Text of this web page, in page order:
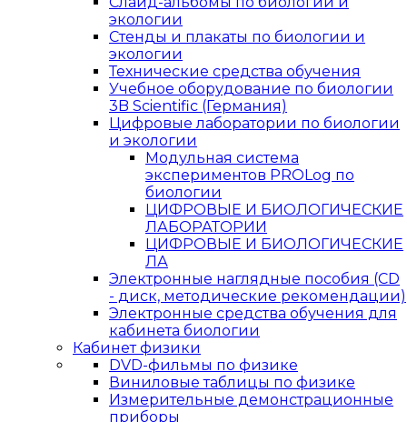
экологии
Стенды и плакаты по биологии и
экологии
Технические средства обучения
Учебное оборудование по биологии
3B Scientific (Германия)
Цифровые лаборатории по биологии
и экологии
Модульная система
экспериментов PROLog по
биологии
ЦИФРОВЫЕ И БИОЛОГИЧЕСКИЕ
ЛАБОРАТОРИИ
ЦИФРОВЫЕ И БИОЛОГИЧЕСКИЕ
ЛА
Электронные наглядные пособия (CD
- диск, методические рекомендации)
Электронные средства обучения для
кабинета биологии
Кабинет физики
DVD-фильмы по физике
Виниловые таблицы по физике
Измерительные демонстрационные
приборы